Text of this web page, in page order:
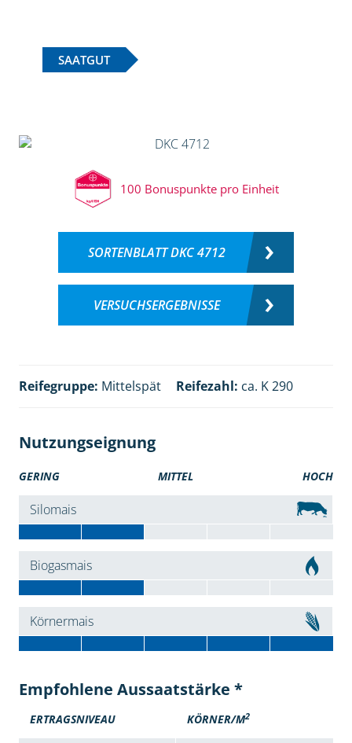
SAATGUT
100 Bonuspunkte pro Einheit
SORTENBLATT DKC 4712
VERSUCHSERGEBNISSE
Reifegruppe: Mittelspät Reifezahl: ca. K 290
Nutzungseignung
GERING MITTEL HOCH
Silomais
Biogasmais
Körnermais
Empfohlene Aussaatstärke *
ERTRAGSNIVEAU KÖRNER/M2